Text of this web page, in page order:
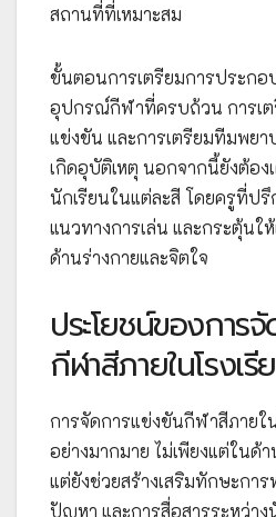
สถานที่ที่เหมาะสม
ขั้นตอนการเตรียมการประกอ
อุปกรณ์กีฬาที่ครบถ้วน การเ
แข่งขัน และการเตรียมทีมพยา
เกิดอุบัติเหตุ นอกจากนี้ยังต้อง
นักเรียนในแต่ละสี โดยครูที่ป
แนวทางการเล่น และกระตุ้นใ
ด้านร่างกายและจิตใจ
ประโยชน์ของการ
กีฬาสีภายในโรงเรี
การจัดการแข่งขันกีฬาสีภายใ
อย่างมากมาย ไม่เพียงแต่ในด้
แต่ยังช่วยสร้างเสริมทักษะกา
ปัญหา และการสื่อสารระหว่าง